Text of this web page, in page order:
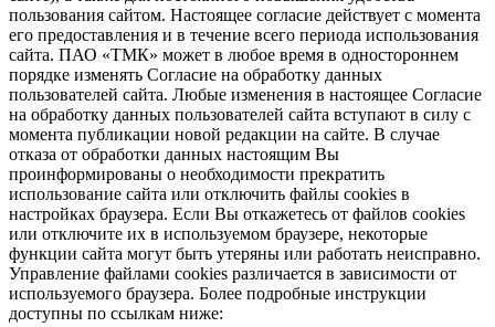
пользования сайтом. Настоящее согласие действует с момента
его предоставления и в течение всего периода использования
сайта. ПАО «ТМК» может в любое время в одностороннем
порядке изменять Согласие на обработку данных
пользователей сайта. Любые изменения в настоящее Согласие
на обработку данных пользователей сайта вступают в силу с
момента публикации новой редакции на сайте. В случае
отказа от обработки данных настоящим Вы
проинформированы о необходимости прекратить
использование сайта или отключить файлы cookies в
настройках браузера. Если Вы откажетесь от файлов cookies
или отключите их в используемом браузере, некоторые
функции сайта могут быть утеряны или работать неисправно.
Управление файлами cookies различается в зависимости от
используемого браузера. Более подробные инструкции
доступны по ссылкам ниже: